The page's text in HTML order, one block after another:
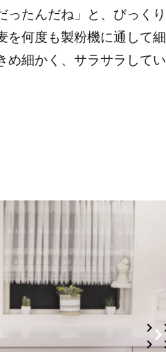
ったんだね」と、びっくり
を何度も製粉機に通して細
め細かく、サラサラしてい